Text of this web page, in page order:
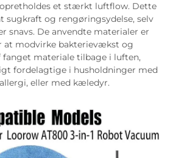
et stærkt luftflow. Dette
sugkraft og rengøringsydelse, selv
snavs. De anvendte materialer er
at modvirke bakterievækst og
materiale tilbage i luften,
fordelagtige i husholdninger med
eller med kæledyr.